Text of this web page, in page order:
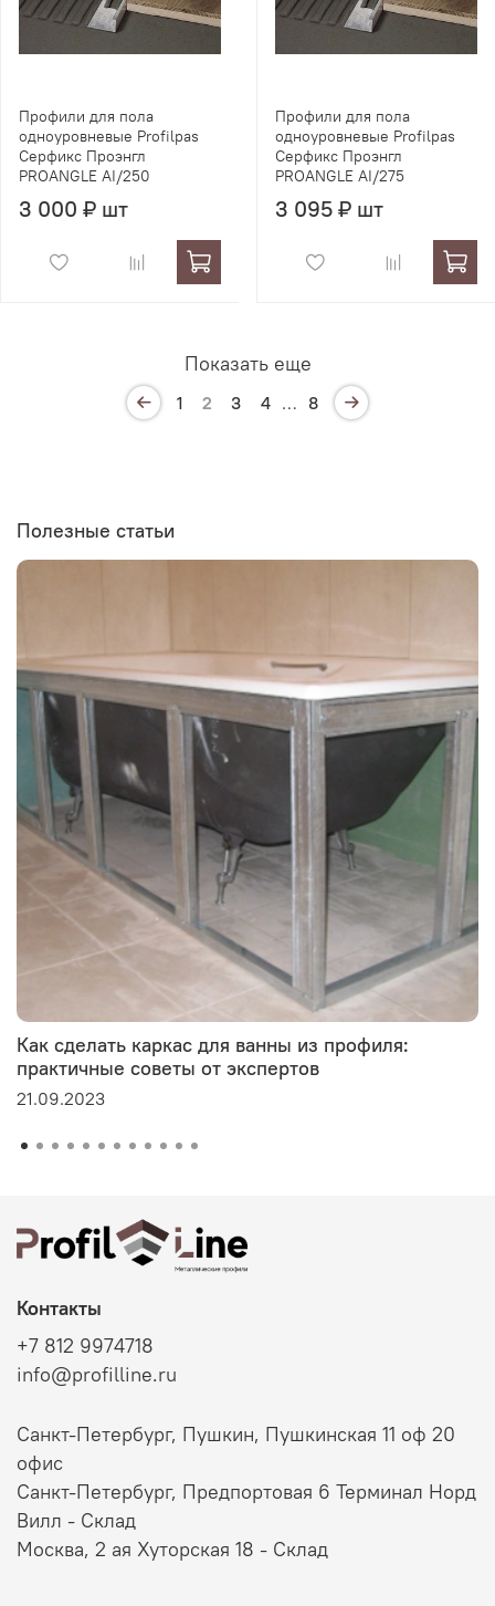
Профили для пола
одноуровневые Profilpas
Серфикс Проэнгл
PROANGLE AI/250
3 000 ₽ шт
Профили для пола
одноуровневые Profilpas
Серфикс Проэнгл
PROANGLE AI/275
3 095 ₽ шт
Показать еще
1 2 3 4 … 8
Полезные статьи
Как сделать каркас для ванны из профиля:
практичные советы от экспертов
21.09.2023
Контакты
+7 812 9974718
info@profilline.ru
Санкт-Петербург, Пушкин, Пушкинская 11 оф 20
офис
Санкт-Петербург, Предпортовая 6 Терминал Норд
Вилл - Склад
Москва, 2 ая Хуторская 18 - Склад